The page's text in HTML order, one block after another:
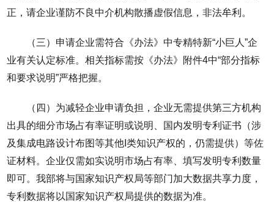
正，请企业谨防不良中介机构散播虚假信息，非法牟利。
（三）申请企业需符合《办法》中专精特新“小巨人”企
业有关认定标准。相关指标需按《办法》附件4中“部分指标
和要求说明”严格把握。
（四）为减轻企业申请负担，企业无需提供第三方机构
出具的细分市场占有率证明或说明、国内发明专利证书（涉
及集成电路设计布图等其他I类知识产权的，仍需提供）等佐
证材料。企业仅需如实说明市场占有率、填写发明专利数量
即可。我部将与国家知识产权局等部门加大数据共享力度，
专利数据将以国家知识产权局提供的数据为准。